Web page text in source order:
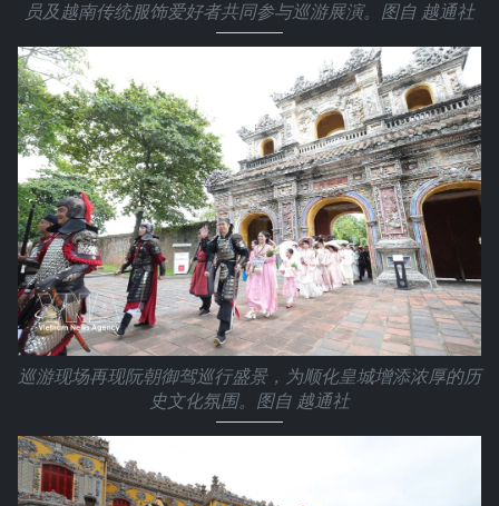
员及越南传统服饰爱好者共同参与巡游展演。图自 越通社
巡游现场再现阮朝御驾巡行盛景，为顺化皇城增添浓厚的历
史文化氛围。图自 越通社